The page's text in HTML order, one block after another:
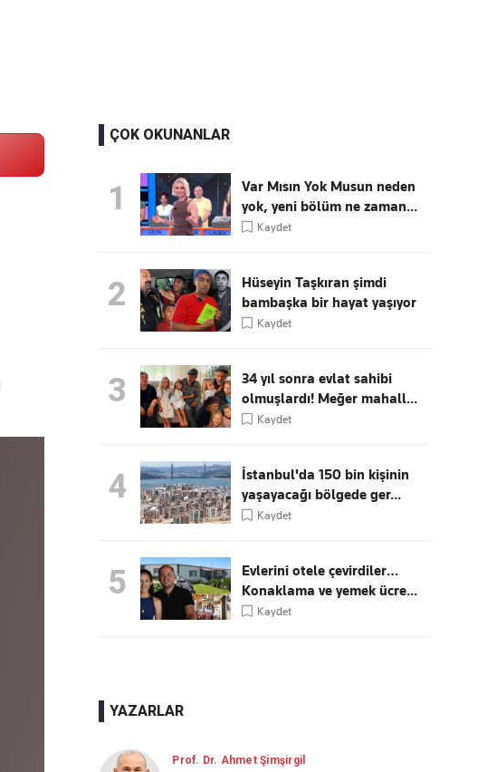
ÇOK OKUNANLAR
1
Var Mısın Yok Musun neden
yok, yeni bölüm ne zaman...
Kaydet
2
Hüseyin Taşkıran şimdi
bambaşka bir hayat yaşıyor
Kaydet
3
34 yıl sonra evlat sahibi
olmuşlardı! Meğer mahall...
Kaydet
4
İstanbul'da 150 bin kişinin
yaşayacağı bölgede ger...
Kaydet
5
Evlerini otele çevirdiler…
Konaklama ve yemek ücre...
Kaydet
YAZARLAR
Prof. Dr. Ahmet Şimşirgil